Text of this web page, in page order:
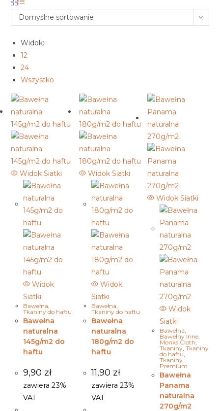
Domyślne sortowanie
Widok:
12
24
Wszystko
Widok Siatki
Widok
Siatki
Bawełna,
Tkaniny do haftu
Bawełna
naturalna
145g/m2 do
haftu
9,90 zł
zawiera 23%
VAT
Widok Siatki
Widok
Siatki
Bawełna,
Tkaniny do haftu
Bawełna
naturalna
180g/m2 do
haftu
11,90 zł
zawiera 23%
VAT
Widok Siatki
Widok
Siatki
Bawełna,
Bawełny Inne,
Monks Cloth,
Tkaniny, Tkaniny
do haftu,
Tkaniny
Premium
Bawełna
Panama
naturalna
270g/m2